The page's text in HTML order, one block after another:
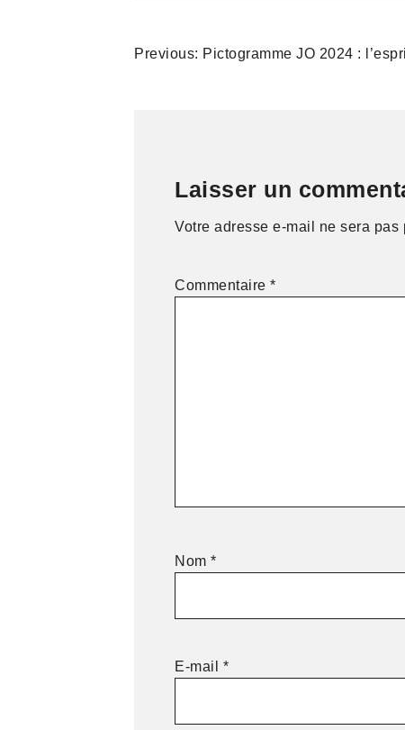
Navigation
Previous: Pictogramme JO 2024 :
Laisser un
Votre adresse e-mail ne sera pas
Commentaire*
Nom*
E-mail *